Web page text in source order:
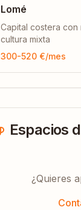
Lomé
Capital costera
cultura mixta
300-520 €/mes
Espacios
¿Quieres